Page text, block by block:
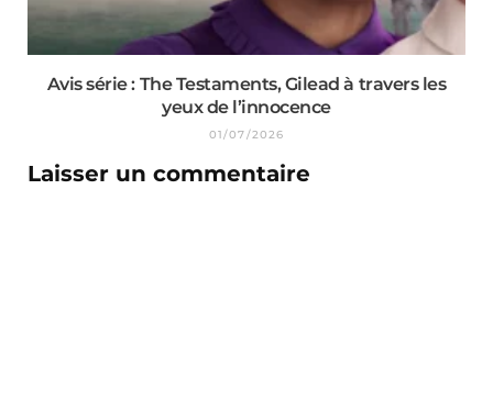
Avis série : The Testaments, Gilead à travers les
yeux de l’innocence
01/07/2026
Laisser un commentaire